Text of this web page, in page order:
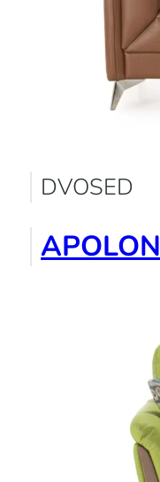
DVOSED
APOLON